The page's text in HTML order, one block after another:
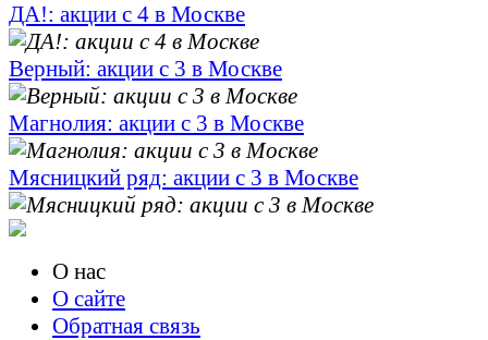
ДА!: акции с 4 в Москве
Верный: акции с 3 в Москве
Магнолия: акции с 3 в Москве
Мясницкий ряд: акции с 3 в Москве
О нас
О сайте
Обратная связь